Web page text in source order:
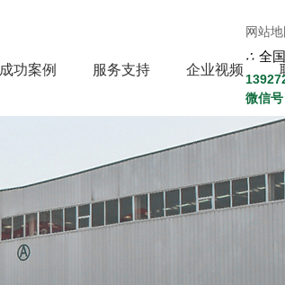
成功案例 服务支持 企业视频
网站地
∴ 全
微信